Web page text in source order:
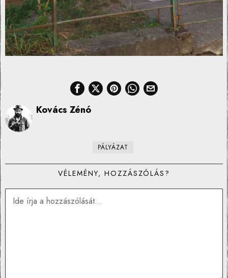
Kovács Zénó
PÁLYÁZAT
VÉLEMÉNY, HOZZÁSZÓLÁS?